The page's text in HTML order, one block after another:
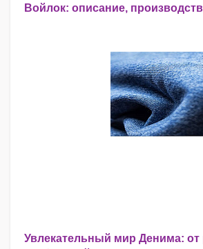
Войлок: описание,
Увлекательный мир Денима: